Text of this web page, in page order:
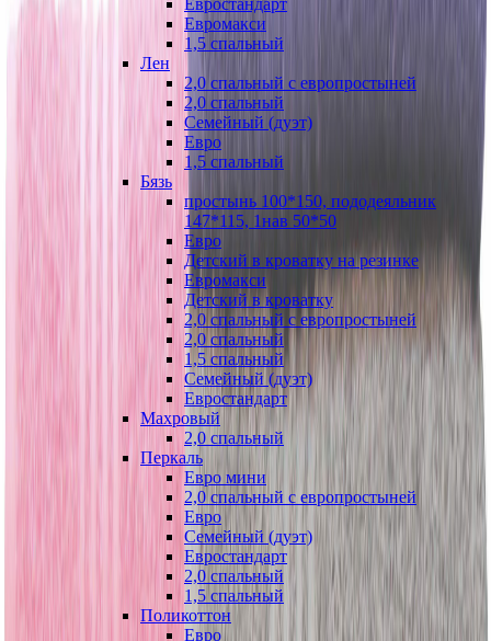
Евростандарт
Евромакси
1,5 спальный
Лен
2,0 спальный с европростыней
2,0 спальный
Семейный (дуэт)
Евро
1,5 спальный
Бязь
простынь 100*150, пододеяльник
147*115, 1нав 50*50
Евро
Детский в кроватку на резинке
Евромакси
Детский в кроватку
2,0 спальный с европростыней
2,0 спальный
1,5 спальный
Семейный (дуэт)
Евростандарт
Махровый
2,0 спальный
Перкаль
Евро мини
2,0 спальный с европростыней
Евро
Семейный (дуэт)
Евростандарт
2,0 спальный
1,5 спальный
Поликоттон
Евро